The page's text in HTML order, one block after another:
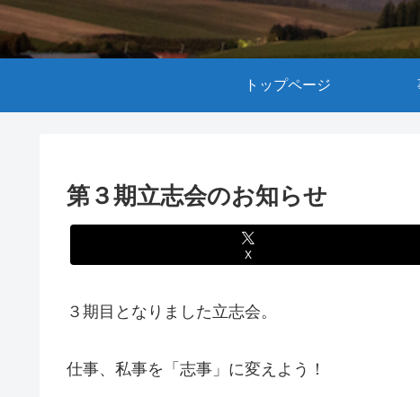
トップページ
第３期立志会のお知らせ
X
３期目となりました立志会。
仕事、私事を「志事」に変えよう！